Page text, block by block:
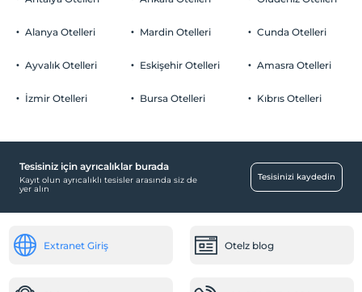
Otopark (Tesis bünyesinde)
Çocuk parkı
Bebek
Market
Her bir oda için 6 yaşına kadar 1 çocuk ücretsizdir
Alanya Otelleri
Ayvalık Otelleri
İzmir Otelleri
Mardin Otelleri
Eskişehir Otelleri
Bursa Otelleri
Cunda Otelleri
Amasra Otelleri
Kıbrıs Otelleri
Tesisiniz için ayrıcalıklar burada
Kayıt olun ayrıcalıklı tesisler arasında siz de
yer alın
Tesisinizi kaydedin
Extranet Giriş Otelz blog